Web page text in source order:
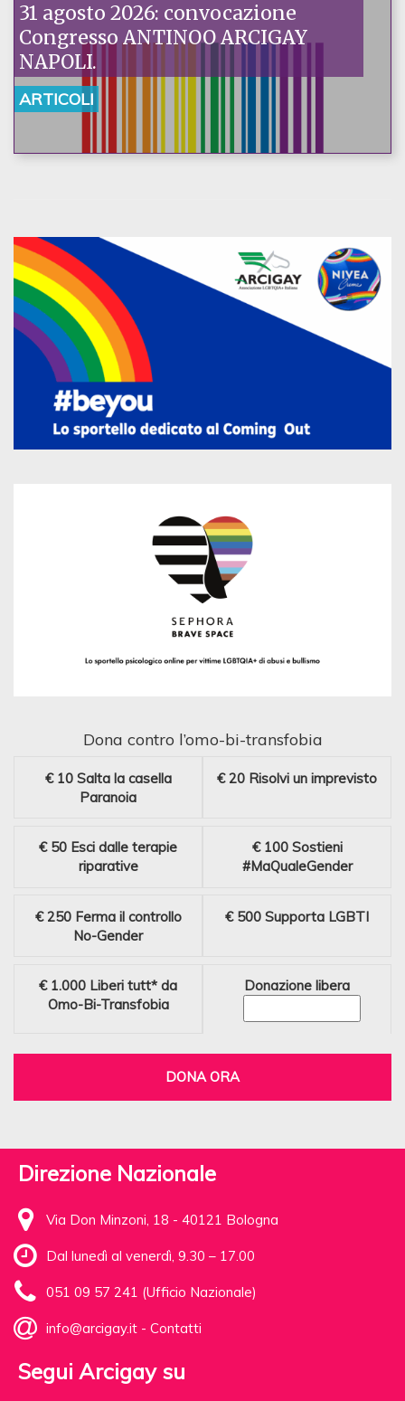
31 agosto 2026: convocazione
Congresso ANTINOO ARCIGAY
NAPOLI.
ARTICOLI
Dona contro l’omo-bi-transfobia
€ 10 Salta la casella
Paranoia
€ 20 Risolvi un imprevisto
€ 50 Esci dalle terapie
riparative
€ 100 Sostieni
#MaQualeGender
€ 250 Ferma il controllo
No-Gender
€ 500 Supporta LGBTI
€ 1.000 Liberi tutt* da
Omo-Bi-Transfobia
Donazione libera
DONA ORA
Direzione Nazionale
Via Don Minzoni, 18 - 40121 Bologna
Dal lunedì al venerdì, 9.30 – 17.00
051 09 57 241 (Ufficio Nazionale)
info@arcigay.it - Contatti
Segui Arcigay su